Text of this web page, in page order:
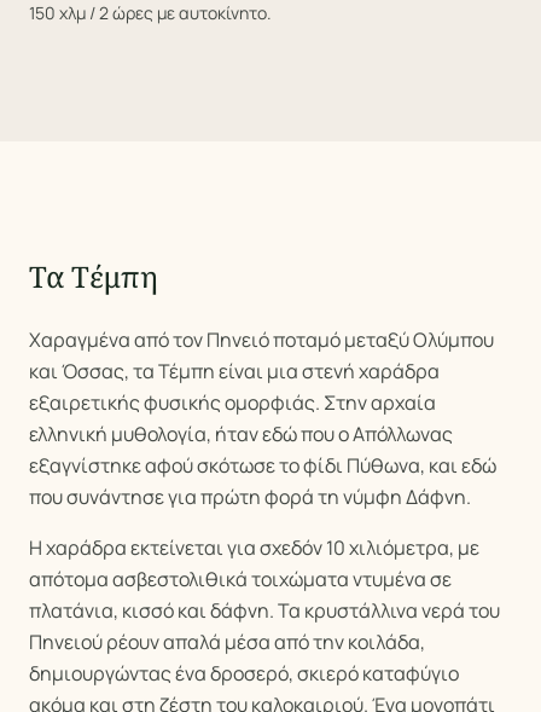
150 χλμ / 2 ώρες με αυτοκίνητο.
Τα Τέμπη
Χαραγμένα από τον Πηνειό ποταμό μεταξύ Ολύμπου
και Όσσας, τα Τέμπη είναι μια στενή χαράδρα
εξαιρετικής φυσικής ομορφιάς. Στην αρχαία
ελληνική μυθολογία, ήταν εδώ που ο Απόλλωνας
εξαγνίστηκε αφού σκότωσε το φίδι Πύθωνα, και εδώ
που συνάντησε για πρώτη φορά τη νύμφη Δάφνη.
Η χαράδρα εκτείνεται για σχεδόν 10 χιλιόμετρα, με
απότομα ασβεστολιθικά τοιχώματα ντυμένα σε
πλατάνια, κισσό και δάφνη. Τα κρυστάλλινα νερά του
Πηνειού ρέουν απαλά μέσα από την κοιλάδα,
δημιουργώντας ένα δροσερό, σκιερό καταφύγιο
ακόμα και στη ζέστη του καλοκαιριού. Ένα μονοπάτι